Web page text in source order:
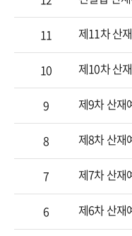
11 제11차 산
10 제10차 산
9 제9차 산재
8 제8차 산재
7 제7차 산재
6 제6차 산재